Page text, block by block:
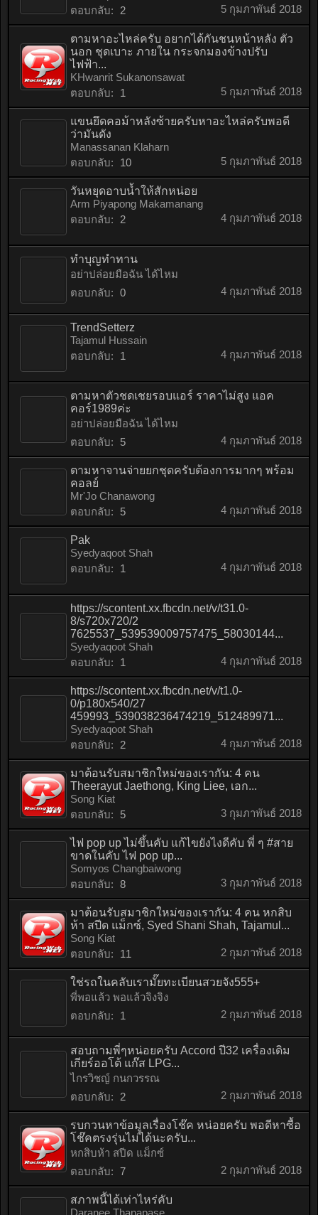
ตอบกลับ:
2 5 กุมภาพันธ์ 2018
ตามหาอะไหล่ครับ อยากได้กันชนหน้าหลัง ตัว
นอก ชุดเบาะ ภายใน กระจกมองข้างปรับ
ไฟฟ้า...
KHwanrit Sukanonsawat
ตอบกลับ:
1 5 กุมภาพันธ์ 2018
แขนยึดคอม้าหลังซ้ายครับหาอะไหล่ครับพอดี
ว่ามันดัง
Manassanan Klaharn
ตอบกลับ:
10 5 กุมภาพันธ์ 2018
วันหยุดอาบน้ำให้สักหน่อย
Arm Piyapong Makamanang
ตอบกลับ:
2 4 กุมภาพันธ์ 2018
ทำบุญทำทาน
อย่าปล่อยมือฉัน ได้ไหม
ตอบกลับ: 0 4 กุมภาพันธ์ 2018
TrendSetterz
Tajamul Hussain
ตอบกลับ:
1 4 กุมภาพันธ์ 2018
ตามหาตัวชดเชยรอบแอร์ ราคาไม่สูง แอค
คอร์1989ค่ะ
อย่าปล่อยมือฉัน ได้ไหม
ตอบกลับ:
5 4 กุมภาพันธ์ 2018
ตามหาจานจ่ายยกชุดครับต้องการมากๆ พร้อม
คอลย์
Mr'Jo Chanawong
ตอบกลับ:
5 4 กุมภาพันธ์ 2018
Pak
Syedyaqoot Shah
ตอบกลับ:
1 4 กุมภาพันธ์ 2018
https://scontent.xx.fbcdn.net/v/t31.0-
8/s720x720/2
7625537_539539009757475_58030144...
Syedyaqoot Shah
ตอบกลับ:
1 4 กุมภาพันธ์ 2018
https://scontent.xx.fbcdn.net/v/t1.0-
0/p180x540/27
459993_539038236474219_512489971...
Syedyaqoot Shah
ตอบกลับ:
2 4 กุมภาพันธ์ 2018
มาต้อนรับสมาชิกใหม่ของเรากัน: 4 คน
Theerayut Jaethong, King Liee, เอก...
Song Kiat
ตอบกลับ:
5 3 กุมภาพันธ์ 2018
ไฟ pop up ไม่ขึ้นคับ แก้ไขยังไงดีคับ พี่ ๆ #สาย
ขาดในคับ ไฟ pop up...
Somyos Changbaiwong
ตอบกลับ: 8 3 กุมภาพันธ์ 2018
มาต้อนรับสมาชิกใหม่ของเรากัน: 4 คน หกสิบ
ห้า สปีด แม็กซ์, Syed Shani Shah, Tajamul...
Song Kiat
ตอบกลับ:
11 2 กุมภาพันธ์ 2018
ใช่รถในคลับเรามั๊ยทะเบียนสวยจัง555+
พี่พอแล้ว พอแล้วจิงจิง
ตอบกลับ:
1 2 กุมภาพันธ์ 2018
สอบถามพี่ๆหน่อยครับ Accord ปี32 เครื่องเดิม
เกียร์ออโต้ แก๊ส LPG...
ไกรวิชญ์ กนกวรรณ
ตอบกลับ:
2 2 กุมภาพันธ์ 2018
รบกวนหาข้อมูลเรื่องโช๊ค หน่อยครับ พอดีหาซื้อ
โช๊คตรงรุ่นไม่ได้นะครับ...
หกสิบห้า สปีด แม็กซ์
ตอบกลับ: 7 2 กุมภาพันธ์ 2018
สภาพนี้ได้เท่าไหร่คับ
Daranee Thanapase